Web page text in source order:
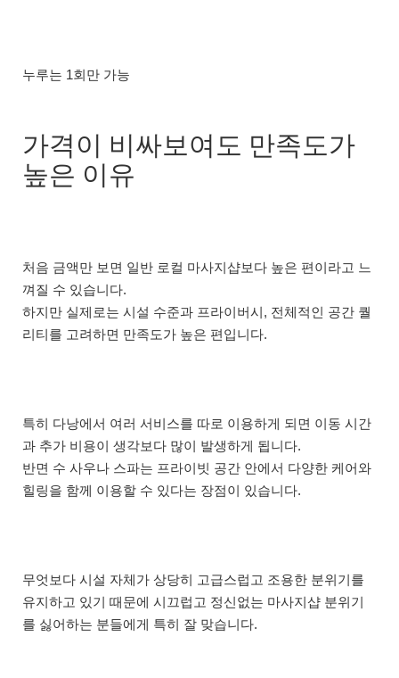
누루는 1회만 가능
가격이 비싸보여도 만족도가
높은 이유
처음 금액만 보면 일반 로컬 마사지샵보다 높은 편이라고 느
껴질 수 있습니다.
하지만 실제로는 시설 수준과 프라이버시, 전체적인 공간 퀄
리티를 고려하면 만족도가 높은 편입니다.
특히 다낭에서 여러 서비스를 따로 이용하게 되면 이동 시간
과 추가 비용이 생각보다 많이 발생하게 됩니다.
반면 수 사우나 스파는 프라이빗 공간 안에서 다양한 케어와
힐링을 함께 이용할 수 있다는 장점이 있습니다.
무엇보다 시설 자체가 상당히 고급스럽고 조용한 분위기를
유지하고 있기 때문에 시끄럽고 정신없는 마사지샵 분위기
를 싫어하는 분들에게 특히 잘 맞습니다.